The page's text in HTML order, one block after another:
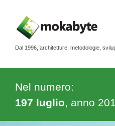
Dal 1996, architetture, metodologie,
Nel numero:
197 luglio, anno